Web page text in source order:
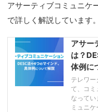
アサーティブコミュニケ
で詳しく解説しています。
アサー
は？
体例に
テレワー
て、コミ
なってい
ミュニ